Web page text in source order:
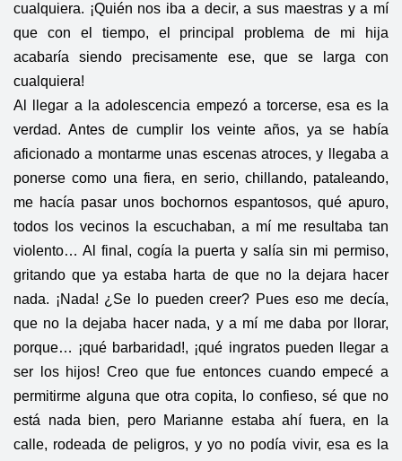
cualquiera. ¡Quién nos iba a decir, a sus maestras y a mí
que con el tiempo, el principal problema de mi hija
acabaría siendo precisamente ese, que se larga con
cualquiera!
Al llegar a la adolescencia empezó a torcerse, esa es la
verdad. Antes de cumplir los veinte años, ya se había
aficionado a montarme unas escenas atroces, y llegaba a
ponerse como una fiera, en serio, chillando, pataleando,
me hacía pasar unos bochornos espantosos, qué apuro,
todos los vecinos la escuchaban, a mí me resultaba tan
violento… Al final, cogía la puerta y salía sin mi permiso,
gritando que ya estaba harta de que no la dejara hacer
nada. ¡Nada! ¿Se lo pueden creer? Pues eso me decía,
que no la dejaba hacer nada, y a mí me daba por llorar,
porque… ¡qué barbaridad!, ¡qué ingratos pueden llegar a
ser los hijos! Creo que fue entonces cuando empecé a
permitirme alguna que otra copita, lo confieso, sé que no
está nada bien, pero Marianne estaba ahí fuera, en la
calle, rodeada de peligros, y yo no podía vivir, esa es la